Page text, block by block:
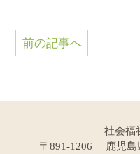
前の記事へ
社会
〒891-1206 鹿児島